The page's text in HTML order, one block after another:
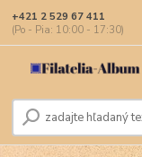
+421 2 529 67 411
(Po - Pia: 10:00 - 17:30)